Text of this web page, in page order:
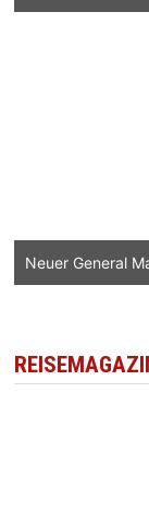
Neuer General